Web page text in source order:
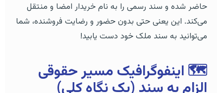
حاضر شده و سند رسمی را به نام خریدار امضا و منتقل
می‌کند. این یعنی حتی بدون حضور و رضایت فروشنده، شما
می‌توانید به سند ملک خود دست یابید!
🗺️ اینفوگرافیک مسیر حقوقی
الزام به سند (یک نگاه کلی)